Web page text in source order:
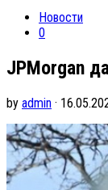
Новости
0
JPMorgan
by admin ·